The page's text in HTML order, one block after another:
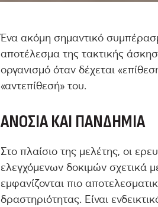
Ένα ακόμη σημαντικό
αποτέλεσμα της τακτικής
οργανισμό όταν δέχεται
«αντεπίθεσή» του.
ΑΝΟΣΊΑ ΚΑΙ ΠΑΝΔΗΜΊΑ
Στο πλαίσιο της μελέτης, οι
ελεγχόμενων δοκιμών σχετικά
εμφανίζονται πιο
δραστηριότητας. Είναι